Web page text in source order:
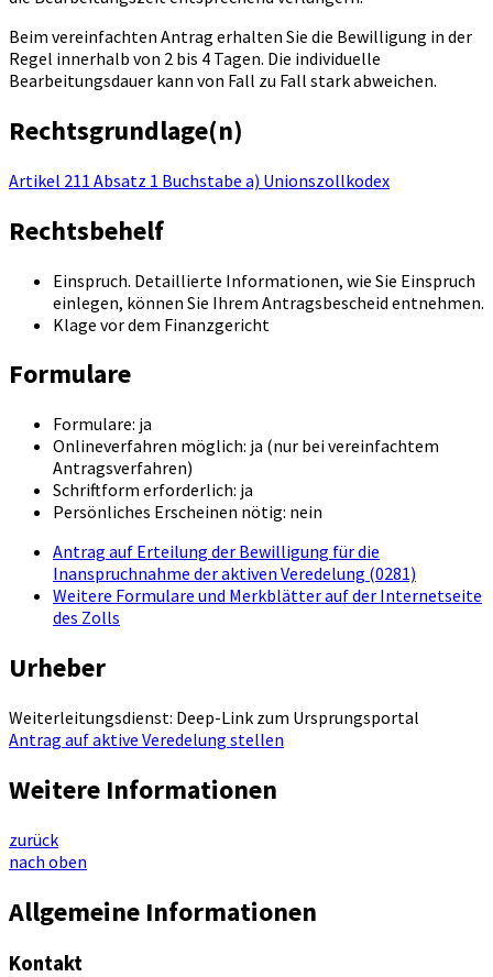
Beim vereinfachten Antrag erhalten Sie die Bewilligung in der
Regel innerhalb von 2 bis 4 Tagen. Die individuelle
Bearbeitungsdauer kann von Fall zu Fall stark abweichen.
Rechtsgrundlage(n)
Artikel 211 Absatz 1 Buchstabe a) Unionszollkodex
Rechtsbehelf
Einspruch. Detaillierte Informationen, wie Sie Einspruch
einlegen, können Sie Ihrem Antragsbescheid entnehmen.
Klage vor dem Finanzgericht
Formulare
Formulare: ja
Onlineverfahren möglich: ja (nur bei vereinfachtem
Antragsverfahren)
Schriftform erforderlich: ja
Persönliches Erscheinen nötig: nein
Antrag auf Erteilung der Bewilligung für die
Inanspruchnahme der aktiven Veredelung (0281)
Weitere Formulare und Merkblätter auf der Internetseite
des Zolls
Urheber
Weiterleitungsdienst: Deep-Link zum Ursprungsportal
Antrag auf aktive Veredelung stellen
Weitere Informationen
zurück
nach oben
Allgemeine Informationen
Kontakt